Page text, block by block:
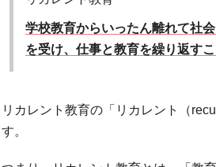
学校教育からいったん離れて社
を受け、仕事と教育を繰り返すこ
リカレント教育の「リカレント（
す。